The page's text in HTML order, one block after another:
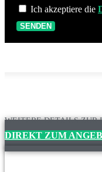
Ich akzeptiere die
SENDEN
WEITERE DETAILS ZUR
DIREKT ZUM